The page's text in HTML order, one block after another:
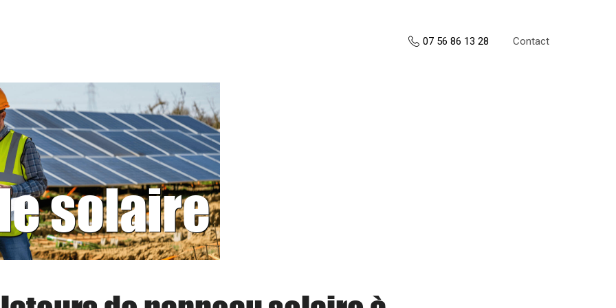
07 56 86 13 28 Contact
solaire